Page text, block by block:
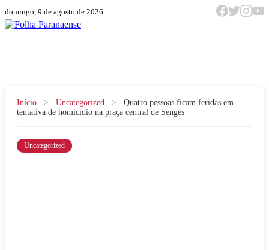
domingo, 9 de agosto de 2026
Início > Uncategorized >
Quatro pessoas ficam feridas em
tentativa de homicídio na praça central de Sengés
Uncategorized